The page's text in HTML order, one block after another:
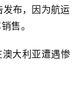
布，因为航运
售。
大利亚遭遇惨